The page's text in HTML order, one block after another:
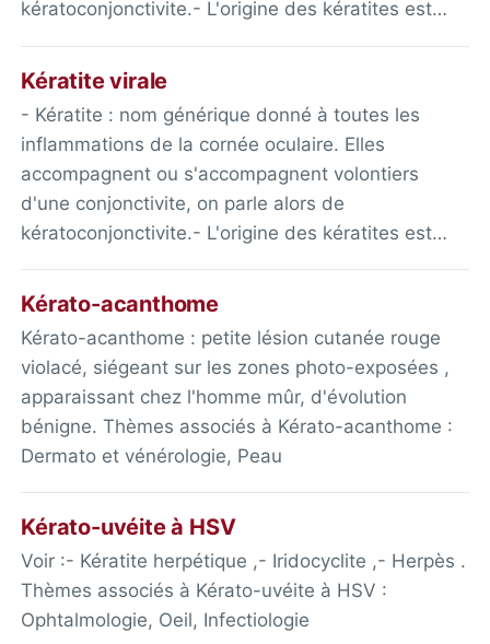
kératoconjonctivite.- L'origine des kératites est…
Kératite virale
- Kératite : nom générique donné à toutes les
inflammations de la cornée oculaire. Elles
accompagnent ou s'accompagnent volontiers
d'une conjonctivite, on parle alors de
kératoconjonctivite.- L'origine des kératites est…
Kérato-acanthome
Kérato-acanthome : petite lésion cutanée rouge
violacé, siégeant sur les zones photo-exposées ,
apparaissant chez l'homme mûr, d'évolution
bénigne. Thèmes associés à Kérato-acanthome :
Dermato et vénérologie, Peau
Kérato-uvéite à HSV
Voir :- Kératite herpétique ,- Iridocyclite ,- Herpès .
Thèmes associés à Kérato-uvéite à HSV :
Ophtalmologie, Oeil, Infectiologie